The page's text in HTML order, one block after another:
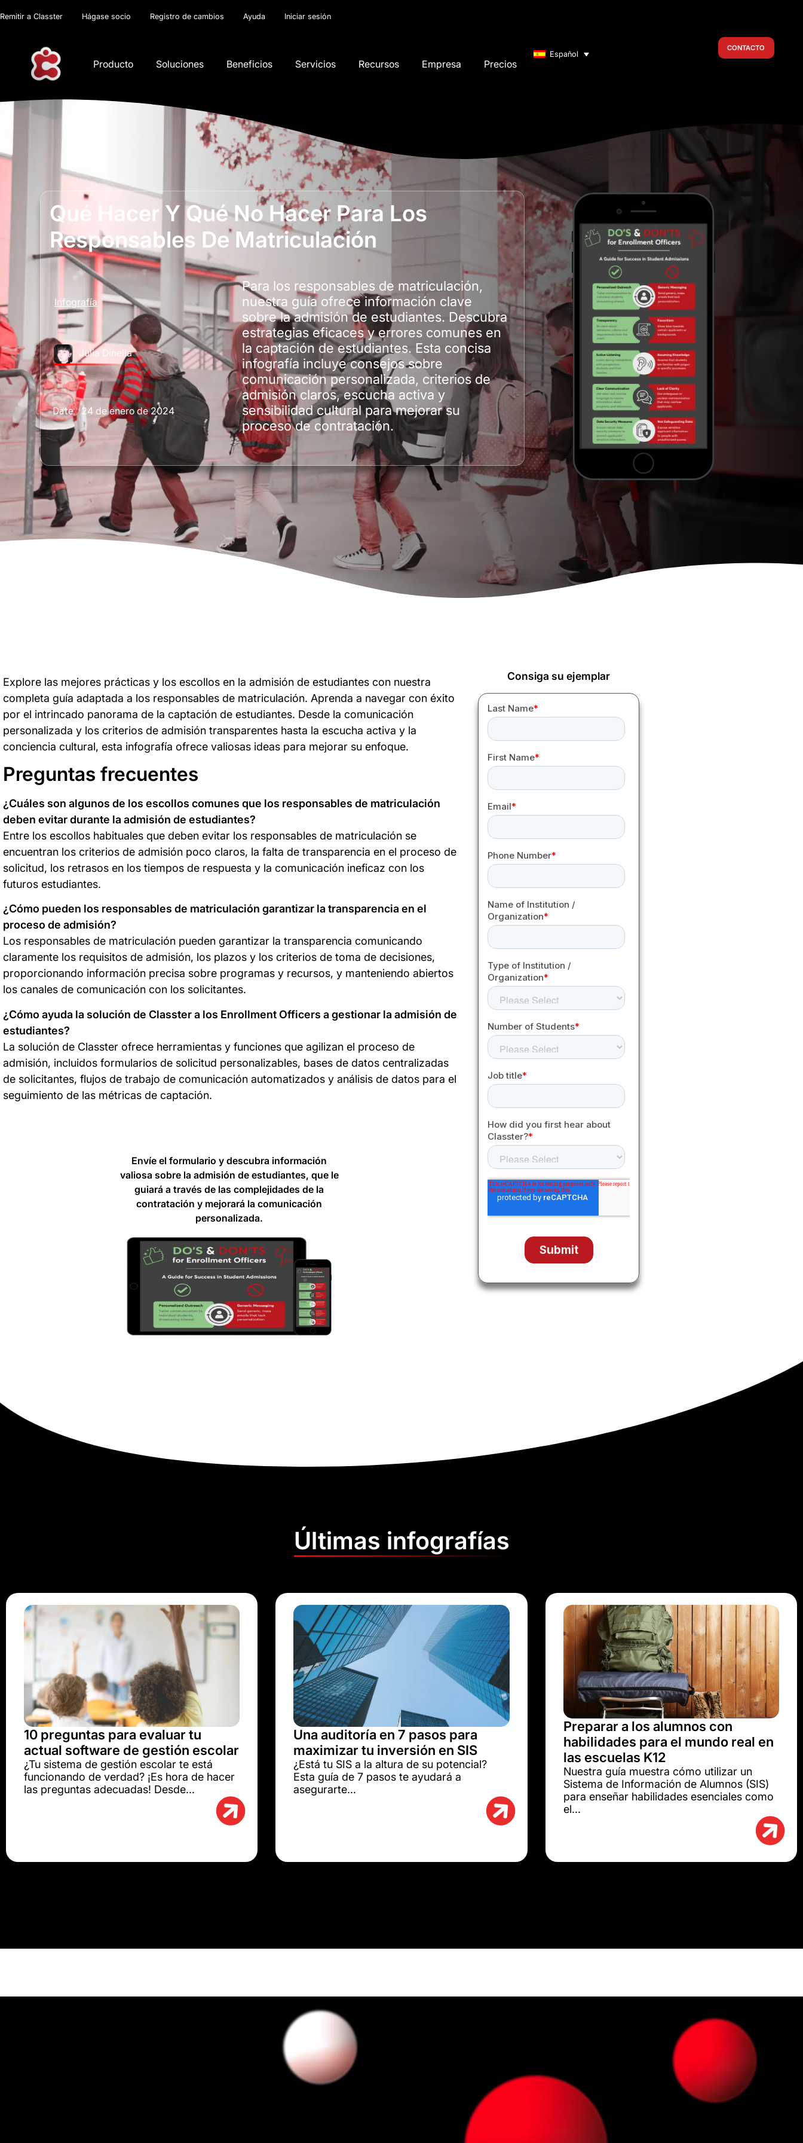
Remitir a Classter Hágase socio Registro de cambios Ayuda Iniciar sesión
Producto Soluciones Beneficios Servicios Recursos Empresa Precios
Español
CONTACTO
Qué Hacer Y Qué No Hacer Para Los
Responsables De Matriculación
Infografía
Julia Dinella
Date: 24 de enero de 2024
Para los responsables de matriculación,
nuestra guía ofrece información clave
sobre la admisión de estudiantes. Descubra
estrategias eficaces y errores comunes en
la captación de estudiantes. Esta concisa
infografía incluye consejos sobre
comunicación personalizada, criterios de
admisión claros, escucha activa y
sensibilidad cultural para mejorar su
proceso de contratación.
Explore las mejores prácticas y los escollos en la admisión de estudiantes con nuestra
completa guía adaptada a los responsables de matriculación. Aprenda a navegar con éxito
por el intrincado panorama de la captación de estudiantes. Desde la comunicación
personalizada y los criterios de admisión transparentes hasta la escucha activa y la
conciencia cultural, esta infografía ofrece valiosas ideas para mejorar su enfoque.
Preguntas frecuentes
¿Cuáles son algunos de los escollos comunes que los responsables de matriculación
deben evitar durante la admisión de estudiantes?
Entre los escollos habituales que deben evitar los responsables de matriculación se
encuentran los criterios de admisión poco claros, la falta de transparencia en el proceso de
solicitud, los retrasos en los tiempos de respuesta y la comunicación ineficaz con los
futuros estudiantes.
¿Cómo pueden los responsables de matriculación garantizar la transparencia en el
proceso de admisión?
Los responsables de matriculación pueden garantizar la transparencia comunicando
claramente los requisitos de admisión, los plazos y los criterios de toma de decisiones,
proporcionando información precisa sobre programas y recursos, y manteniendo abiertos
los canales de comunicación con los solicitantes.
¿Cómo ayuda la solución de Classter a los Enrollment Officers a gestionar la admisión de
estudiantes?
La solución de Classter ofrece herramientas y funciones que agilizan el proceso de
admisión, incluidos formularios de solicitud personalizables, bases de datos centralizadas
de solicitantes, flujos de trabajo de comunicación automatizados y análisis de datos para el
seguimiento de las métricas de captación.
Envíe el formulario y descubra información
valiosa sobre la admisión de estudiantes, que le
guiará a través de las complejidades de la
contratación y mejorará la comunicación
personalizada.
Consiga su ejemplar
Últimas infografías
10 preguntas para evaluar tu
actual software de gestión escolar
¿Tu sistema de gestión escolar te está
funcionando de verdad? ¡Es hora de hacer
las preguntas adecuadas! Desde...
Una auditoría en 7 pasos para
maximizar tu inversión en SIS
¿Está tu SIS a la altura de su potencial?
Esta guía de 7 pasos te ayudará a
asegurarte...
Preparar a los alumnos con
habilidades para el mundo real en
las escuelas K12
Nuestra guía muestra cómo utilizar un
Sistema de Información de Alumnos (SIS)
para enseñar habilidades esenciales como
el...